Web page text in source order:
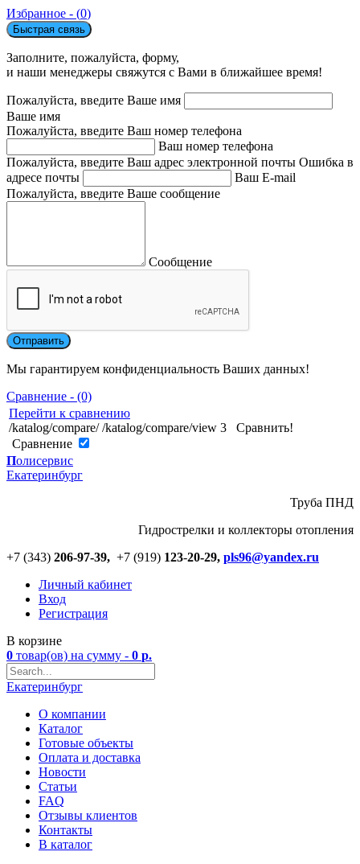
Избранное - (0)
Быстрая связь
Заполните, пожалуйста, форму,
и наши менеджеры свяжутся с Вами в ближайшее время!
Пожалуйста, введите Ваше имя
Ваше имя
Пожалуйста, введите Ваш номер телефона
Ваш номер телефона
Пожалуйста, введите Ваш адрес электронной почты Ошибка в
адресе почты
Ваш E-mail
Пожалуйста, введите Ваше сообщение
Сообщение
Мы гарантируем конфиденциальность Ваших данных!
Сравнение - (0)
Перейти к сравнению
/katalog/compare/ /katalog/compare/view 3
Сравнить!
Cравнение
Полисервис
Екатеринбург
Труба ПНД
Гидрострелки и коллекторы отопления
+7 (343) 206-97-39, +7 (919) 123-20-29, pls96@yandex.ru
Личный кабинет
Вход
Регистрация
В корзине
0 товар(ов) на сумму - 0 р.
Екатеринбург
О компании
Каталог
Готовые объекты
Оплата и доставка
Новости
Статьи
FAQ
Отзывы клиентов
Контакты
В каталог